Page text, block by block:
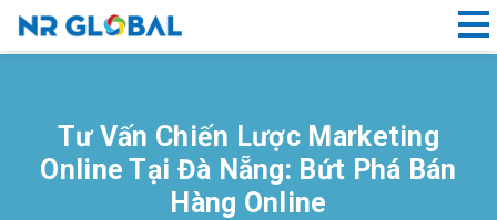
Dịch
Vụ
Tư Vấn Chiến Lược Marketing
Online Tại Đà Nẵng: Bứt Phá Bán
Hàng Online